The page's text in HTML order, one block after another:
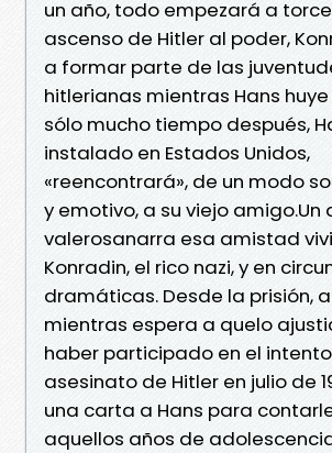
un año, todo empezará a
ascenso de Hitler al poder,
a formar parte de las
hitlerianas mientras Hans huye
sólo mucho tiempo después,
instalado en Estados Unidos,
«reencontrará», de un modo
y emotivo, a su viejo amigo.Un
valerosanarra esa amistad
Konradin, el rico nazi, y en
dramáticas. Desde la prisión,
mientras espera a quelo
haber participado en el
asesinato de Hitler en julio de
una carta a Hans para
aquellos años de